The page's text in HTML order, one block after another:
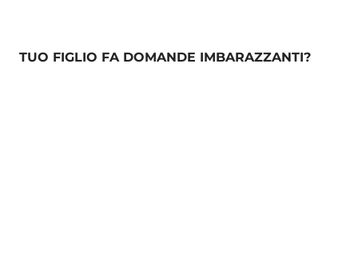
TUO FIGLIO FA DOMANDE IMBARAZZANTI?